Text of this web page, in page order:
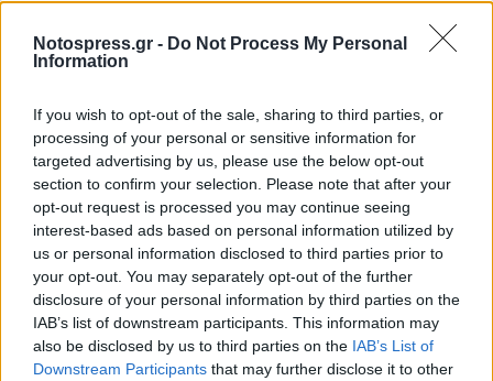
Notospress.gr - Do Not Process My Personal
Information
If you wish to opt-out of the sale, sharing to third parties, or
processing of your personal or sensitive information for
targeted advertising by us, please use the below opt-out
section to confirm your selection. Please note that after your
opt-out request is processed you may continue seeing
interest-based ads based on personal information utilized by
us or personal information disclosed to third parties prior to
your opt-out. You may separately opt-out of the further
disclosure of your personal information by third parties on the
IAB’s list of downstream participants. This information may
also be disclosed by us to third parties on the IAB’s List of
Downstream Participants that may further disclose it to other